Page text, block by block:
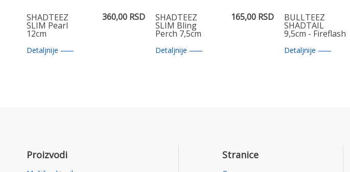
SHADTEEZ
SLIM Pearl
12cm
360,00 RSD
Detaljnije
SHADTEEZ
SLIM Bling
Perch 7,5cm
165,00 RSD
Detaljnije
BULLTEEZ
SHADTAIL
9,5cm - Fireflash
Detaljnije
Proizvodi Stranice